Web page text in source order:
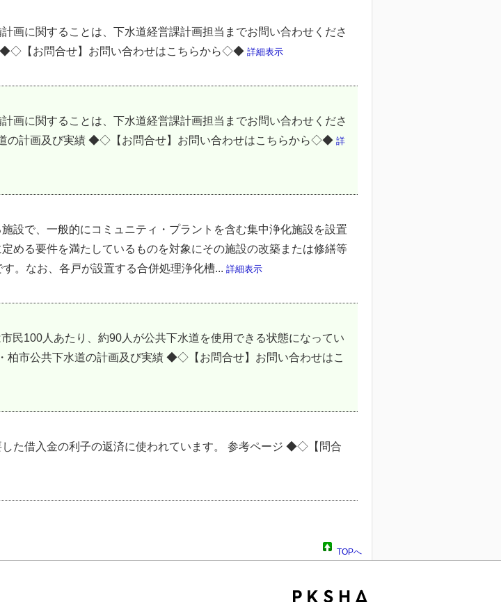
画に関することは、下水道経営課計画担当までお問い合わせくださ
◆◇【お問合せ】お問い合わせはこちらから◇◆ 詳細表示
画に関することは、下水道経営課計画担当までお問い合わせくださ
の計画及び実績 ◆◇【お問合せ】お問い合わせはこちらから◇◆ 詳
設で、一般的にコミュニティ・プラントを含む集中浄化施設を設置
める要件を満たしているものを対象にその施設の改築または修繕等
。なお、各戸が設置する合併処理浄化槽... 詳細表示
民100人あたり、約90人が公共下水道を使用できる状態になってい
柏市公共下水道の計画及び実績 ◆◇【お問合せ】お問い合わせはこ
た借入金の利子の返済に使われています。 参考ページ ◆◇【問合
TOPへ